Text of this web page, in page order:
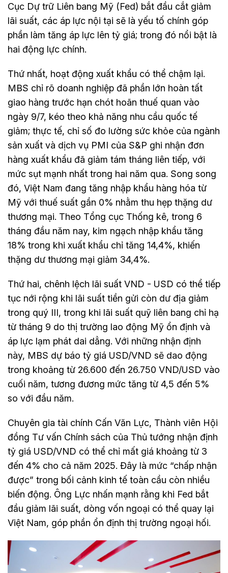
Cục Dự trữ Liên bang Mỹ (Fed) bắt đầu cắt giảm
lãi suất, các áp lực nội tại sẽ là yếu tố chính góp
phần làm tăng áp lực lên tỷ giá; trong đó nổi bật là
hai động lực chính.
Thứ nhất, hoạt động xuất khẩu có thể chậm lại.
MBS chỉ rõ doanh nghiệp đã phần lớn hoàn tất
giao hàng trước hạn chót hoãn thuế quan vào
ngày 9/7, kéo theo khả năng nhu cầu quốc tế
giảm; thực tế, chỉ số đo lường sức khỏe của ngành
sản xuất và dịch vụ PMI của S&P ghi nhận đơn
hàng xuất khẩu đã giảm tám tháng liên tiếp, với
mức sụt mạnh nhất trong hai năm qua. Song song
đó, Việt Nam đang tăng nhập khẩu hàng hóa từ
Mỹ với thuế suất gần 0% nhằm thu hẹp thặng dư
thương mại. Theo Tổng cục Thống kê, trong 6
tháng đầu năm nay, kim ngạch nhập khẩu tăng
18% trong khi xuất khẩu chỉ tăng 14,4%, khiến
thặng dư thương mại giảm 34,4%.
Thứ hai, chênh lệch lãi suất VND - USD có thể tiếp
tục nới rộng khi lãi suất tiền gửi còn dư địa giảm
trong quý III, trong khi lãi suất quỹ liên bang chỉ hạ
từ tháng 9 do thị trường lao động Mỹ ổn định và
áp lực lạm phát dai dẳng. Với những nhận định
này, MBS dự báo tỷ giá USD/VND sẽ dao động
trong khoảng từ 26.600 đến 26.750 VND/USD vào
cuối năm, tương đương mức tăng từ 4,5 đến 5%
so với đầu năm.
Chuyên gia tài chính Cấn Văn Lực, Thành viên Hội
đồng Tư vấn Chính sách của Thủ tướng nhận định
tỷ giá USD/VND có thể chỉ mất giá khoảng từ 3
đến 4% cho cả năm 2025. Đây là mức “chấp nhận
được” trong bối cảnh kinh tế toàn cầu còn nhiều
biến động. Ông Lực nhấn mạnh rằng khi Fed bắt
đầu giảm lãi suất, dòng vốn ngoại có thể quay lại
Việt Nam, góp phần ổn định thị trường ngoại hối.